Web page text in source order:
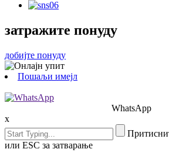
затражите понуду
добијте понуду
Пошаљи имејл
WhatsApp
x
или ESC за затварање